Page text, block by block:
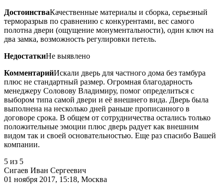
ДостоинстваКачественные материалы и сборка, серьезный
терморазрыв по сравнению с конкурентами, вес самого
полотна двери (ощущение монументальности), один ключ на
два замка, возможность регулировки петель.
НедостаткиНе выявлено
КомментарийИскали дверь для частного дома без тамбура
плюс не стандартный размер. Огромная благодарность
менеджеру Соловову Владимиру, помог определиться с
выбором типа самой двери и её внешнего вида. Дверь была
выполнена на несколько дней раньше прописанного в
договоре срока. В общем от сотрудничества остались только
положительные эмоции плюс дверь радует как внешним
видом так и своей основательностью. Еще раз спасибо Вашей
компании.
5 из 5
Сигаев Иван Сергеевич
01 ноября 2017, 15:18, Москва